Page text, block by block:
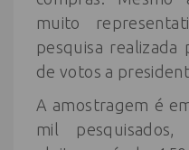
muito
pesquisa realizada
de votos a
A amostragem é
mil